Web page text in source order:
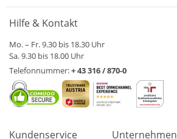
Hilfe & Kontakt
Mo. – Fr. 9.30 bis 18.30 Uhr
Sa. 9.30 bis 18.00 Uhr
Telefonnummer:+ 43 316 / 870-0
Kundenservice Unternehmen